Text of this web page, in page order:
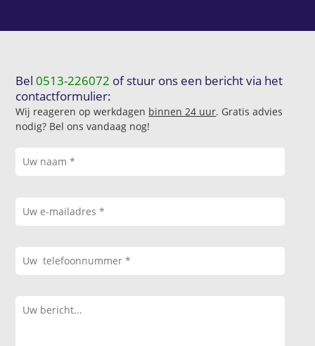
Bel0513-226072 of stuur ons een bericht via het
contactformulier:
Wij reageren op werkdagen binnen 24 uur. Gratis advies
nodig? Bel ons vandaag nog!